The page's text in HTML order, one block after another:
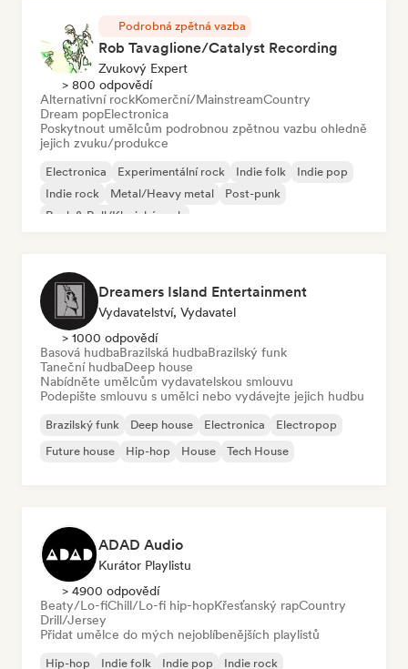
Podrobná zpětná vazba
Rob Tavaglione/Catalyst Recording
Zvukový Expert
> 800 odpovědí
Alternativní rockKomerční/MainstreamCountry
Dream popElectronica
Poskytnout umělcům podrobnou zpětnou vazbu ohledně
jejich zvuku/produkce
Electronica Experimentální rock Indie folk
Indie pop
Indie rock
Metal/Heavy metal
Post-punk
Rock & Roll/Klasický rock
Dreamers Island Entertainment
Vydavatelství, Vydavatel
> 1000 odpovědí
Basová hudbaBrazilská hudbaBrazilský funk
Taneční hudbaDeep house
Nabídněte umělcům vydavatelskou smlouvu
Podepište smlouvu s umělci nebo vydávejte jejich hudbu
Brazilský funk Deep house Electronica
Electropop
Future house
Hip-hop House Tech House
ADAD Audio
Kurátor Playlistu
> 4900 odpovědí
Beaty/Lo-fiChill/Lo-fi hip-hopKřesťanský rapCountry
Drill/Jersey
Přidat umělce do mých nejoblíbenějších playlistů
Hip-hop Indie folk Indie pop
Indie rock